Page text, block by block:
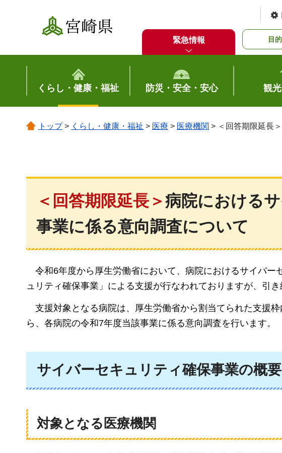
宮崎県
緊急情報 目
くらし・健康・福祉 防災・安全・安心 観
トップ> くらし・健康・福祉 > 医療 > 医療機関 > ＜回答期限延長
＜回答期限延長＞病院における
事業に係る意向調査について
令和6年度から厚生労働省において、病院におけるサイバ
ュリティ確保事業」による支援が行なわれておりますが、 引き
支援対象となる病院は、厚生労働省から割当てられた支援
ら、各病院の令和7年度当該事業に係る意向調査を行います。
サイバーセキュリティ確保事業の概要
対象となる医療機関